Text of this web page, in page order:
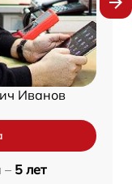
Иванов
– 5 лет